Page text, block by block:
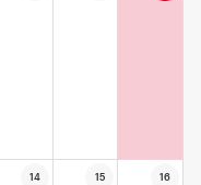
14 15 16